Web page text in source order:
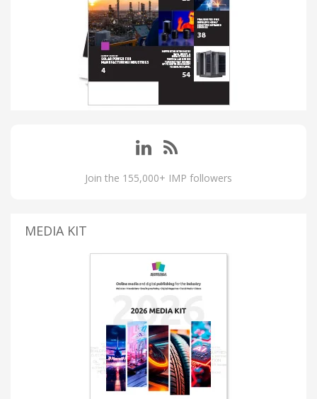
Join the 155,000+ IMP followers
MEDIA KIT